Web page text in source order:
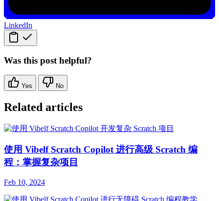
LinkedIn
Was this post helpful?
Yes No
Related articles
使用 Vibelf Scratch Copilot 进行高级 Scratch 编
程：掌握复杂项目
Feb 10, 2024